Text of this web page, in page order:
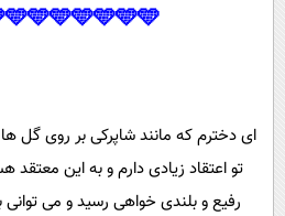
ای دخترم که مانند شاپرکی بر روی گل
تو اعتقاد زیادی دارم و به این
رفیع و بلندی خواهی رسید و می